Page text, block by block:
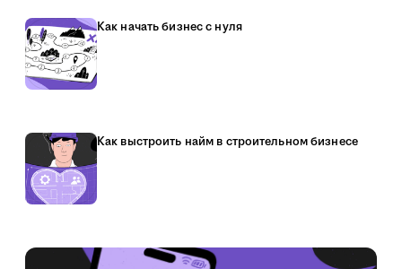
Как начать бизнес с нуля
Как выстроить найм в строительном бизнесе